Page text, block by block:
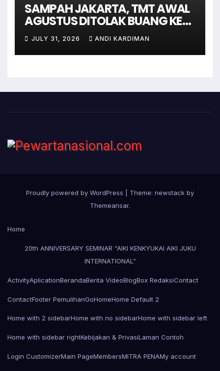
SAMPAH JAKARTA, TMT AWAL
AGUSTUS DITOLAK BUANG KE
BANTAR GEBANG
JULY 31, 2026 ANDI KARDIMAN
Proudly powered by WordPress
Theme: newstack by
Themeansar.
Home
20th ANNIVERSARY SEMINAR “AIKI KENKYUKAI AIKI JUKU
INTERNATIONAL”
ActivityAplicationBerandaBerita VideoBlogBox RedaksiContact
ContactFooter PemulihanGoHomeHome Default 2
Home with 2 sidebarHome with no sidebarHome with sidebar left
Home with sidebar rightKebijakan & PrivasiLaman Contoh
Login CustomizerMain PageMembersMITRA PENAMy account